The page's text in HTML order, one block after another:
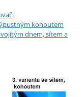
kohoutem
dnem, sítem a